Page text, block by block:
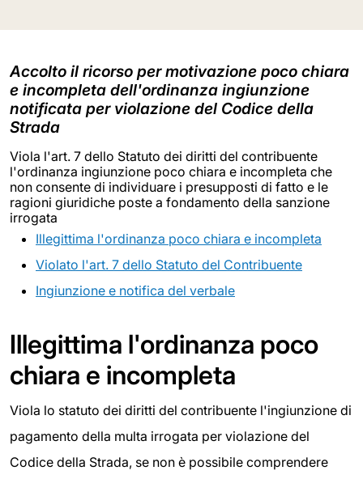
Accolto il ricorso per motivazione poco chiara
e incompleta dell'ordinanza ingiunzione
notificata per violazione del Codice della
Strada
Viola l'art. 7 dello Statuto dei diritti del contribuente
l'ordinanza ingiunzione poco chiara e incompleta che
non consente di individuare i presupposti di fatto e le
ragioni giuridiche poste a fondamento della sanzione
irrogata
Illegittima l'ordinanza poco chiara e incompleta
Violato l'art. 7 dello Statuto del Contribuente
Ingiunzione e notifica del verbale
Illegittima l'ordinanza poco
chiara e incompleta
Viola lo statuto dei diritti del contribuente l'ingiunzione di
pagamento della multa irrogata per violazione del
Codice della Strada, se non è possibile comprendere